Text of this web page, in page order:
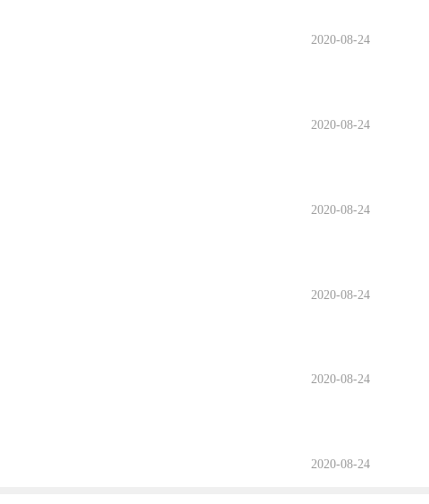
2020-08-24
2020-08-24
2020-08-24
2020-08-24
2020-08-24
2020-08-24